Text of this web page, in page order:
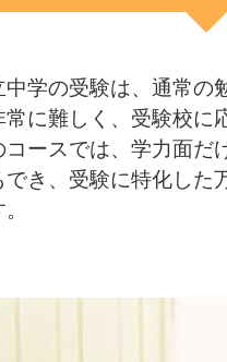
中学の受験は、通常の
常に難しく、受験校に
コースでは、学力面だ
でき、受験に特化した